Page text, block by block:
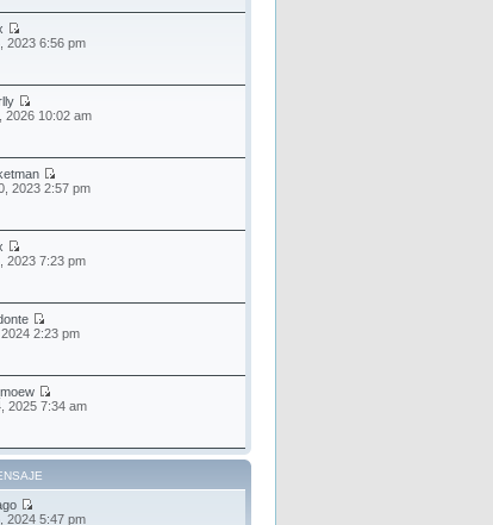
2023 6:56 pm
2026 10:02 am
2023 2:57 pm
2023 7:23 pm
2:23 pm
2025 7:34 am
2024 5:47 pm